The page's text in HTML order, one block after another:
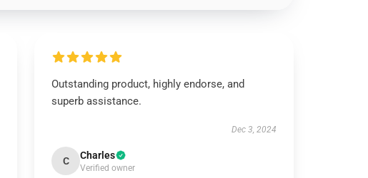
Outstanding product, highly endorse, and
superb assistance.
Dec 3, 2024
C Charles
Verified owner